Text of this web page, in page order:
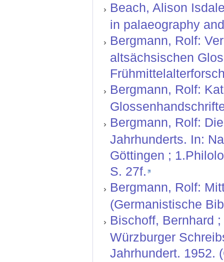
Beach, Alison
in palaeography
Bergmann, Rolf:
altsächsischen
Bergmann, Rolf:
Bergmann, Rolf:
Jahrhunderts. In:
Göttingen ;
S. 27f.
Bergmann, Rolf:
(Germanistische
Bischoff, Bernhard
Würzburger
Jahrhundert. 1952.